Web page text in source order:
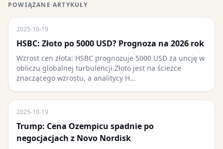
POWIĄZANE ARTYKUŁY
2025-10-19
HSBC: Złoto po 5000 USD? Prognoza na 2026 rok
Wzrost cen złota: HSBC prognozuje 5000 USD za uncję w
obliczu globalnej turbulencji Złoto jest na ścieżce
znaczącego wzrostu, a analitycy H…
2025-10-19
Trump: Cena Ozempicu spadnie po
negocjacjach z Novo Nordisk